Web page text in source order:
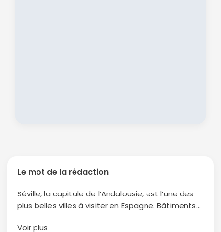
Le mot de la rédaction
Séville, la capitale de l’Andalousie, est l’une des
plus belles villes à visiter en Espagne. Bâtiments
entre l’influence gothique, mudéjar et baroque,
Voir plus
Continuer avec Apple